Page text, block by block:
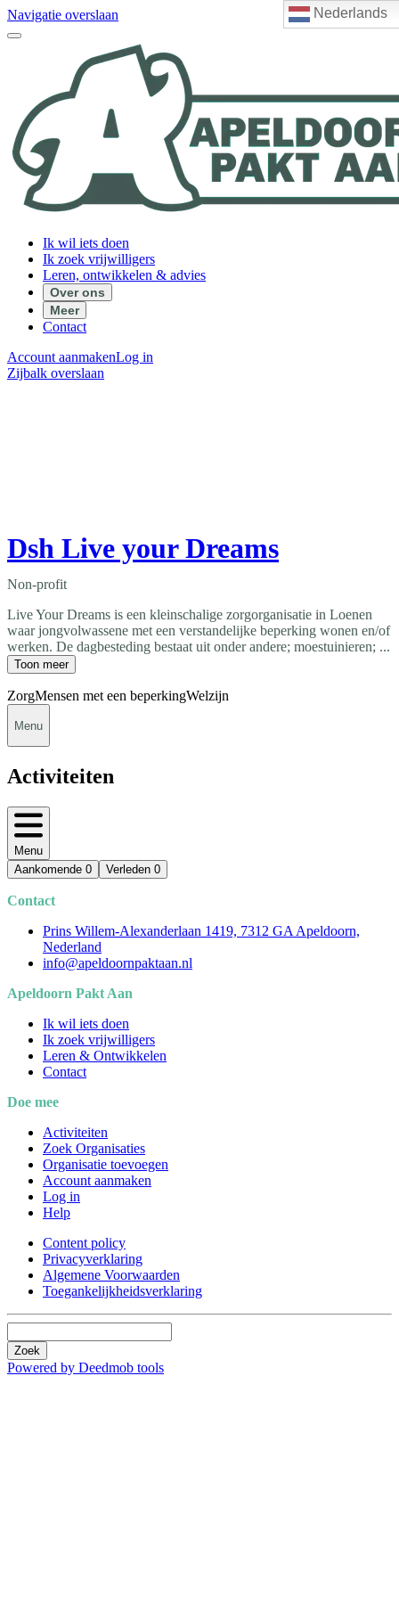
Nederlands
Navigatie overslaan
Ik wil iets doen
Ik zoek vrijwilligers
Leren, ontwikkelen & advies
Over ons
Meer
Contact
Account aanmakenLog in
Zijbalk overslaan
Dsh Live your Dreams
Non-profit
Live Your Dreams is een kleinschalige zorgorganisatie in Loenen
waar jongvolwassene met een verstandelijke beperking wonen en/of
werken. De dagbesteding bestaat uit onder andere; moestuinieren; ...
Toon meer
ZorgMensen met een beperkingWelzijn
Menu
Activiteiten
Menu
Aankomende 0 Verleden 0
Contact
Prins Willem-Alexanderlaan 1419, 7312 GA Apeldoorn,
Nederland
info@apeldoornpaktaan.nl
Apeldoorn Pakt Aan
Ik wil iets doen
Ik zoek vrijwilligers
Leren & Ontwikkelen
Contact
Doe mee
Activiteiten
Zoek Organisaties
Organisatie toevoegen
Account aanmaken
Log in
Help
Content policy
Privacyverklaring
Algemene Voorwaarden
Toegankelijkheidsverklaring
Zoek
Powered by Deedmob tools